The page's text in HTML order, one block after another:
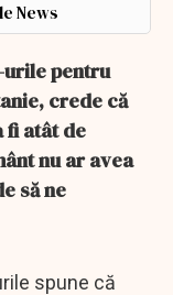
News
urile pentru
crede că
fi atât de
nu ar avea
să ne
spune că